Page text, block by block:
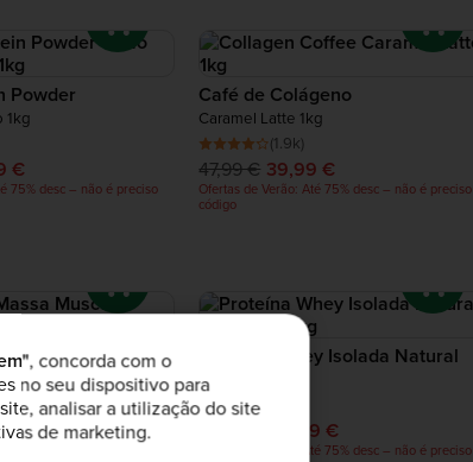
Powder
1kg
€
75% desc – não é preciso
Café de Colágeno
Caramel Latte 1kg
(1.9k)
47,99 € 39,99 €
Ofertas de Verão: Até 75% desc – não é preciso
código
Muscular
4.05kg
€
Proteína Whey Isolada Natural
Baunilha 1kg
48,99 €
Ofertas de Verão: Até 75% desc – não é preciso
, concorda com o
no seu dispositivo para
analisar a utilização do site
de marketing.